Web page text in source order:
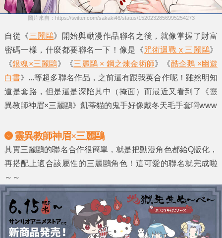
圖片來自：https://twitter.com/sakaki46/status/1520232856995254273
自從《三麗鷗》開始與動漫作品聯名之後，就像掌握了財富
密碼一樣，什麼都要聯名一下！像是《咒術迴戰 x 三麗鷗》
《銀魂×三麗鷗》《三麗鷗 × 鋼之煉金術師》《酷企鵝 ×幽遊
白書》...等超多聯名作品，之前還有跟我英合作呢！雖然明知
道是套路，但是還是深陷其中（掩面）而最近又看到了《靈
異教師神眉×三麗鷗》凱蒂貓的鬼手好像戴冬天毛手套啊www
靈異教師神眉×三麗鷗
其實三麗鷗的聯名合作很簡單，就是把動漫角色都給Q版化，
再搭配上適合該屬性的三麗鷗角色！這可愛的聯名就完成啦
～～